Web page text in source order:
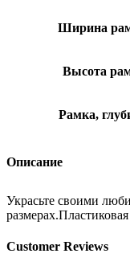
Ширина
Высота
Рамка,
Описание
Украсьте своими
Customer Reviews